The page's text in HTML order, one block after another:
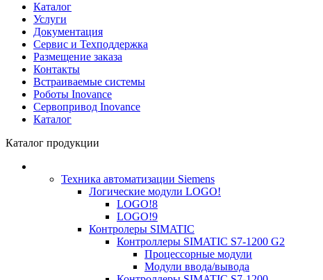
Каталог
Услуги
Документация
Сервис и Техподдержка
Размещение заказа
Контакты
Встраиваемые системы
Роботы Inovance
Сервопривод Inovance
Каталог
Каталог продукции
Техника автоматизации Siemens
Логические модули LOGO!
LOGO!8
LOGO!9
Контролеры SIMATIC
Контроллеры SIMATIC S7-1200 G2
Процессорные модули
Модули ввода/вывода